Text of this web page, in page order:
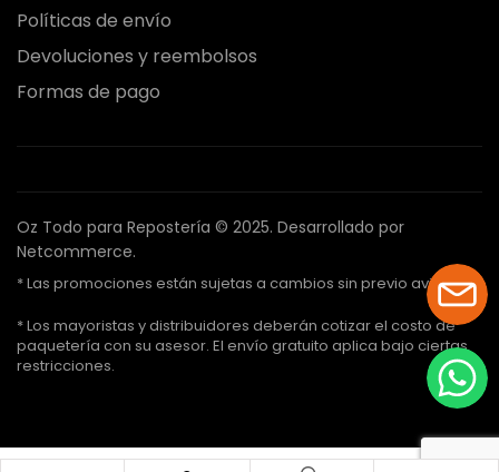
Políticas de envío
Devoluciones y reembolsos
Formas de pago
Oz Todo para Repostería © 2025. Desarrollado por
Netcommerce.
* Las promociones están sujetas a cambios sin previo aviso.
* Los mayoristas y distribuidores deberán cotizar el costo de
paquetería con su asesor. El envío gratuito aplica bajo ciertas
restricciones.